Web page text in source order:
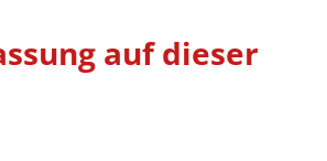
auf dieser